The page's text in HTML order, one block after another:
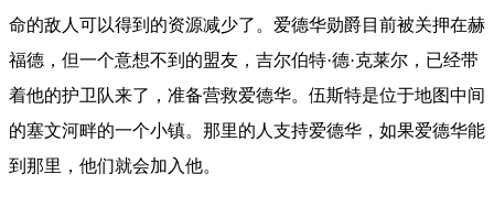
命的敌人可以得到的资源减少了。 爱德华勋爵目前被关押在赫
福德，但一个意想不到的盟友，吉尔伯特·德·克莱尔，已经带
着他的护卫队来了，准备营救爱德华。伍斯特是位于地图中间
的塞文河畔的一个小镇。那里的人支持爱德华，如果爱德华能
到那里，他们就会加入他。